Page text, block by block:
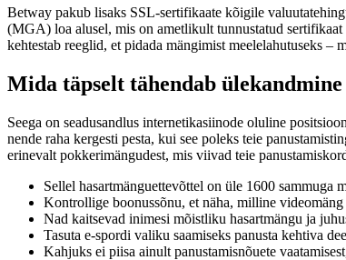
Betway pakub lisaks SSL-sertifikaate kõigile
(MGA) loa alusel, mis on ametlikult tunnustatud sertifikaat
kehtestab reeglid, et pidada mängimist meelelahutuseks –
Mida täpselt tähendab
Seega on seadusandlus internetikasiinode oluline
nende raha kergesti pesta, kui see poleks teie
erinevalt pokkerimängudest, mis viivad teie
Sellel hasartmänguettevõttel on üle 1600
Kontrollige boonussõnu, et näha, milline
Nad kaitsevad inimesi mõistliku hasartmängu ja
Tasuta e-spordi valiku saamiseks panusta kehtiva
Kahjuks ei piisa ainult panustamisnõuete